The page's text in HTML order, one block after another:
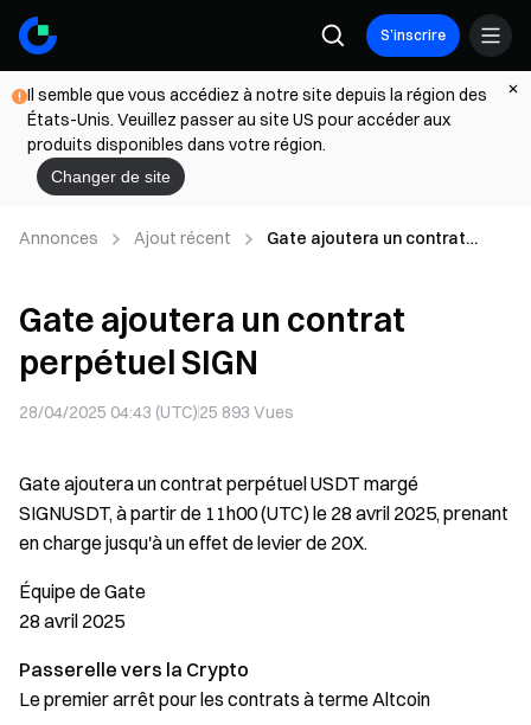
S’inscrire
Il semble que vous accédiez à notre site depuis la région des
États-Unis. Veuillez passer au site US pour accéder aux
produits disponibles dans votre région.
Changer de site
Annonces Ajout récent
Gate ajoutera un contrat
Gate ajoutera un contrat
perpétuel SIGN
28/04/2025 04:43 (UTC)25 893 Vues
Gate ajoutera un contrat perpétuel USDT margé
SIGNUSDT, à partir de 11h00 (UTC) le 28 avril 2025, prenant
en charge jusqu'à un effet de levier de 20X.
Équipe de Gate
28 avril 2025
Passerelle vers la Crypto
Le premier arrêt pour les contrats à terme Altcoin